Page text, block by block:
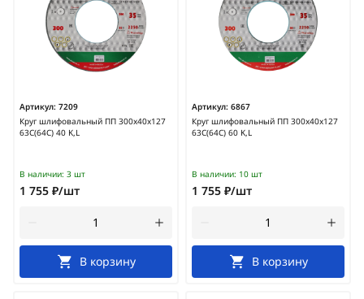
Артикул: 7209
Круг шлифовальный ПП 300х40х127
63С(64С) 40 K,L
В наличии: 3 шт
1 755 ₽/шт
В корзину
Артикул: 6867
Круг шлифовальный ПП 300х40х127
63С(64С) 60 K,L
В наличии: 10 шт
1 755 ₽/шт
В корзину